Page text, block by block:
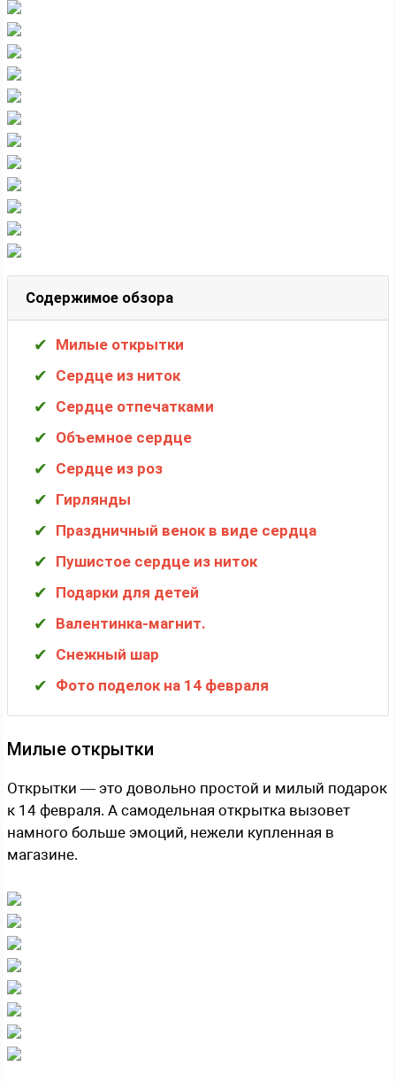
Содержимое обзора
Милые открытки
Сердце из ниток
Сердце отпечатками
Объемное сердце
Сердце из роз
Гирлянды
Праздничный венок в виде сердца
Пушистое сердце из ниток
Подарки для детей
Валентинка-магнит.
Снежный шар
Фото поделок на 14 февраля
Милые открытки
Открытки — это довольно простой и милый подарок
к 14 февраля. А самодельная открытка вызовет
намного больше эмоций, нежели купленная в
магазине.